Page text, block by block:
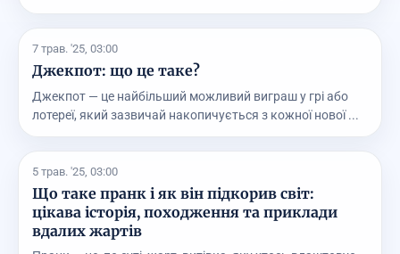
7 трав. '25, 03:00
Джекпот: що це таке?
Джекпот — це найбільший можливий виграш у грі або
лотереї, який зазвичай накопичується з кожної нової ...
5 трав. '25, 03:00
Що таке пранк і як він підкорив світ:
цікава історія, походження та приклади
вдалих жартів